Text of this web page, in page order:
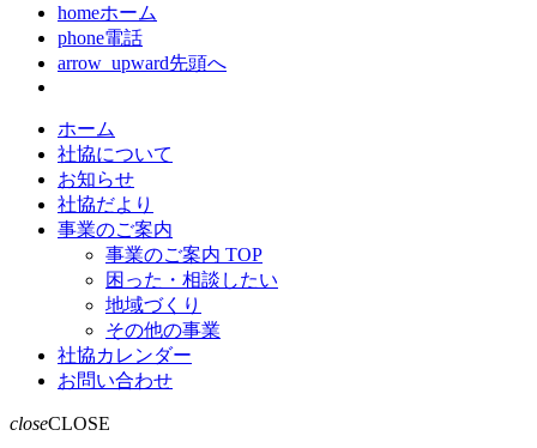
homeホーム
phone電話
arrow_upward先頭へ
ホーム
社協について
お知らせ
社協だより
事業のご案内
事業のご案内 TOP
困った・相談したい
地域づくり
その他の事業
社協カレンダー
お問い合わせ
closeCLOSE